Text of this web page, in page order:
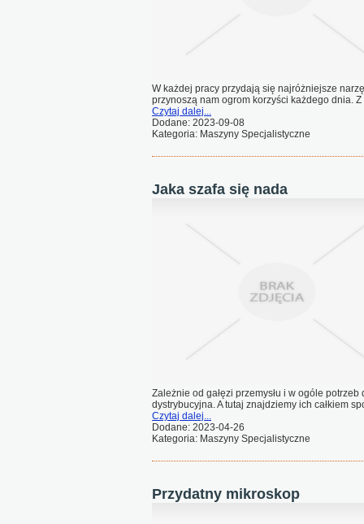
W każdej pracy przydają się najróżniejsze
przynoszą nam ogrom korzyści każdego dnia.
Czytaj dalej...
Dodane: 2023-09-08
Kategoria: Maszyny Specjalistyczne
Jaka szafa się nada
Zależnie od gałęzi przemysłu i w ogóle
dystrybucyjna. A tutaj znajdziemy ich całkiem
Czytaj dalej...
Dodane: 2023-04-26
Kategoria: Maszyny Specjalistyczne
Przydatny mikroskop